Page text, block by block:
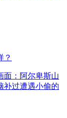
？
面：阿尔卑斯山
补过遭遇小偷的